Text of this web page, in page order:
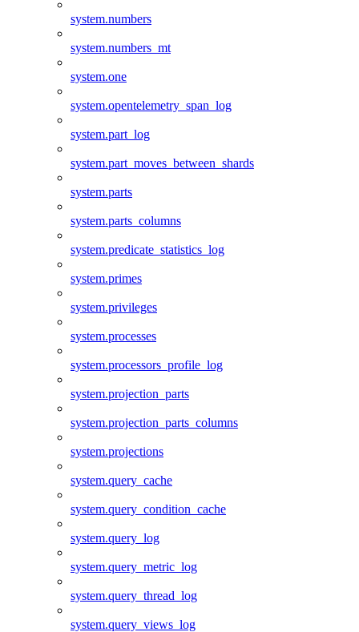
system.numbers
system.numbers_mt
system.one
system.opentelemetry_span_log
system.part_log
system.part_moves_between_shards
system.parts
system.parts_columns
system.predicate_statistics_log
system.primes
system.privileges
system.processes
system.processors_profile_log
system.projection_parts
system.projection_parts_columns
system.projections
system.query_cache
system.query_condition_cache
system.query_log
system.query_metric_log
system.query_thread_log
system.query_views_log